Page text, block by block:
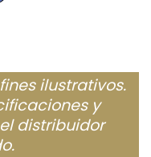
ilustrativos.
y
distribuidor